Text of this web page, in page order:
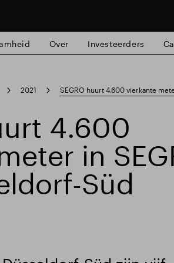
Over Investeerders
2021 SEGRO huurt 4.600 vierkante
4.600
in
Süd